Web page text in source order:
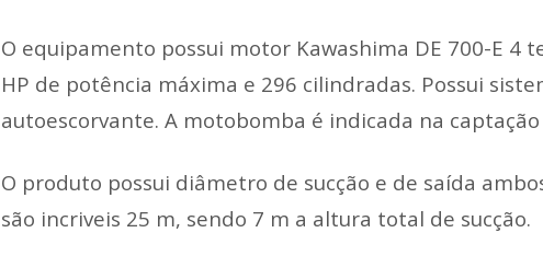
O equipamento possui motor Kawashima DE 700-E
HP de potência máxima e 296 cilindradas. Possui
autoescorvante. A motobomba é indicada na
O produto possui diâmetro de sucção e de saída
são incriveis 25 m, sendo 7 m a altura total de sucção.